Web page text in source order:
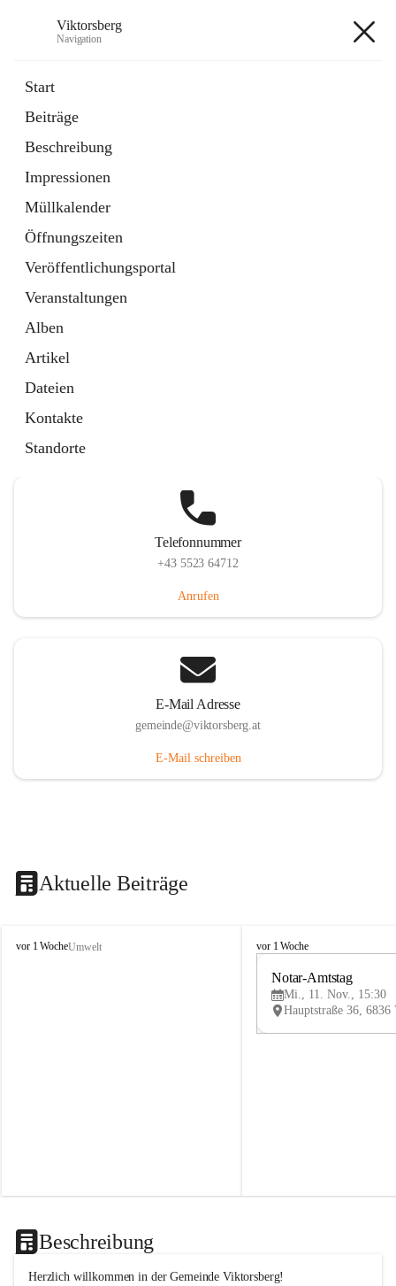
Viktorsberg
Navigation
Start
Beiträge
Beschreibung
Impressionen
Müllkalender
Öffnungszeiten
Veröffentlichungsportal
Veranstaltungen
Alben
Artikel
Dateien
Kontakte
Standorte
1 Schnellzugriff
Bürgerservice
10 Schnellzugriffe
Telefonnummer
+43 5523 64712
Anrufen
E-Mail Adresse
gemeinde@viktorsberg.at
E-Mail schreiben
Aktuelle Beiträge
V
vor 1 WocheUmwelt
V
vor 1 Woche
Notar-Amtstag
Mi., 11. Nov., 15:30
Beschreibung
Herzlich willkommen in der Gemeinde Viktorsberg!